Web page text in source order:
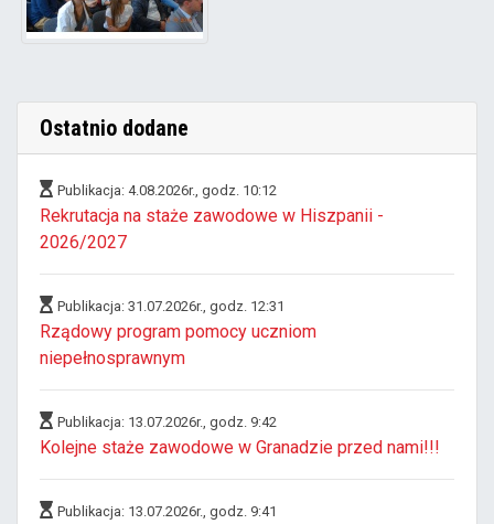
Ostatnio dodane
Publikacja: 4.08.2026r., godz. 10:12
Rekrutacja na staże zawodowe w Hiszpanii -
2026/2027
Publikacja: 31.07.2026r., godz. 12:31
Rządowy program pomocy uczniom
niepełnosprawnym
Publikacja: 13.07.2026r., godz. 9:42
Kolejne staże zawodowe w Granadzie przed nami!!!
Publikacja: 13.07.2026r., godz. 9:41